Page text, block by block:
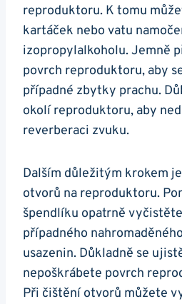
reproduktoru. K tomu
kartáček nebo vatu
izopropylalkoholu. Jemně
povrch reproduktoru, aby
případné zbytky prachu.
okolí reproduktoru, aby
reverberaci zvuku.
Dalším důležitým krokem
otvorů na reproduktoru.
špendlíku opatrně
případného
usazenin. Důkladně se
nepoškrábete povrch
Při čištění otvorů můžete